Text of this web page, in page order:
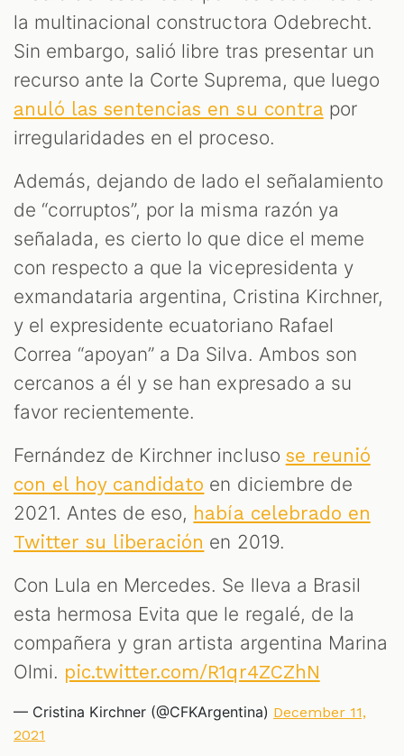
la multinacional constructora Odebrecht.
Sin embargo, salió libre tras presentar un
recurso ante la Corte Suprema, que luego
anuló las sentencias en su contrapor
irregularidades en el proceso.
Además, dejando de lado el señalamiento
de “corruptos”, por la misma razón ya
señalada, es cierto lo que dice el meme
con respecto a que la vicepresidenta y
exmandataria argentina, Cristina Kirchner,
y el expresidente ecuatoriano Rafael
Correa “apoyan” a Da Silva. Ambos son
cercanos a él y se han expresado a su
favor recientemente.
Fernández de Kirchner incluso se reunió
con el hoy candidato en diciembre de
2021. Antes de eso, había celebrado en
Twitter su liberación en 2019.
Con Lula en Mercedes. Se lleva a Brasil
esta hermosa Evita que le regalé, de la
compañera y gran artista argentina Marina
Olmi. pic.twitter.com/R1qr4ZCZhN
— Cristina Kirchner (@CFKArgentina) December 11,
2021